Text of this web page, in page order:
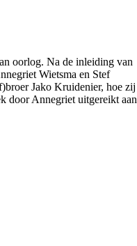
oorlog. Na de inleiding van
Wietsma en Stef
Jako Kruidenier, hoe zij
door Annegriet uitgereikt aan